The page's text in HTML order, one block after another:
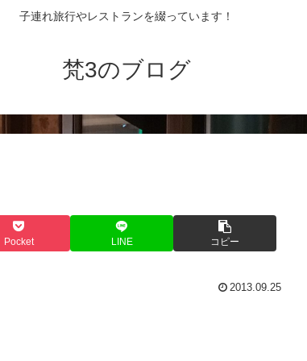
子連れ旅行やレストランを綴っています！
梵3のブログ
Pocket LINE コピー
2013.09.25